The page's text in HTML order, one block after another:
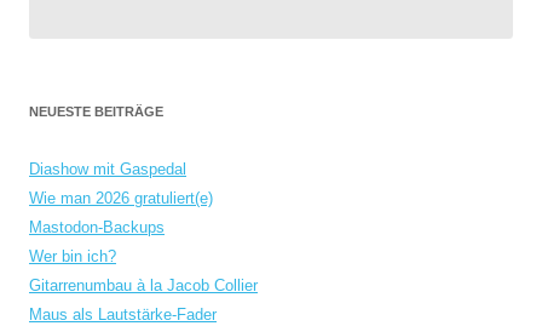
NEUESTE BEITRÄGE
Diashow mit Gaspedal
Wie man 2026 gratuliert(e)
Mastodon-Backups
Wer bin ich?
Gitarrenumbau à la Jacob Collier
Maus als Lautstärke-Fader